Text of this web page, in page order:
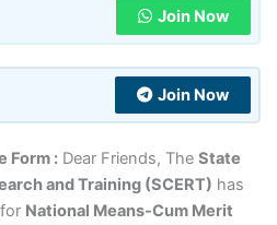
Join Now
Join Now
Form :Dear Friends, The State
and Training (SCERT) has
National Means-Cum Merit